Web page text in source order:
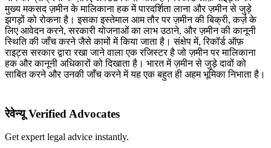
मुख्य मकसद ज़मीन के मालिकाना हक में पारदर्शिता लाना और ज़मीन से जुड़े
झगड़ों को रोकना है। इसका इस्तेमाल आम तौर पर ज़मीन की बिक्री, कर्ज़ के
लिए आवेदन करने, सरकारी योजनाओं का लाभ उठाने, और ज़मीन की कानूनी
स्थिति की जाँच करने जैसे कामों में किया जाता है। संक्षेप में, रिकॉर्ड ऑफ़
राइट्स सरकार द्वारा रखा जाने वाला एक रजिस्टर है जो ज़मीन पर मालिकाना
हक और कानूनी अधिकारों को दिखाता है। भारत में ज़मीन से जुड़े दावों को
साबित करने और उनकी जाँच करने में यह एक बहुत ही अहम भूमिका निभाता है।
रेवेन्यू Verified Advocates
Get expert legal advice instantly.